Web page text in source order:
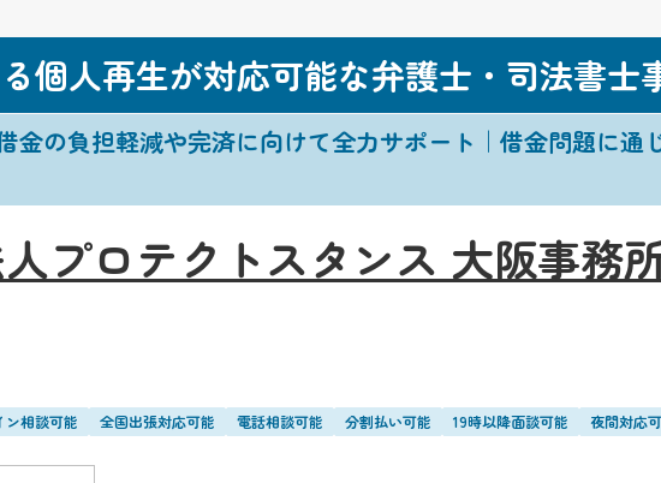
個人再生が対応可能な弁護士・司法書士
金の負担軽減や完済に向けて全力サポート｜借金問題に通
プロテクトスタンス 大阪事務
ン相談可能 全国出張対応可能 電話相談可能 分割払い可能 19時以降面談可能 夜間対応